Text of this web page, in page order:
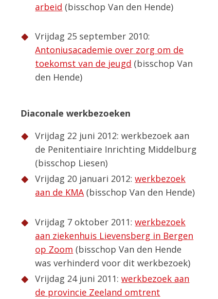
arbeid (bisschop Van den Hende)
Vrijdag 25 september 2010:
Antoniusacademie over zorg om de
toekomst van de jeugd (bisschop Van
den Hende)
Diaconale werkbezoeken
Vrijdag 22 juni 2012: werkbezoek aan
de Penitentiaire Inrichting Middelburg
(bisschop Liesen)
Vrijdag 20 januari 2012:werkbezoek
aan de KMA(bisschop Van den Hende)
Vrijdag 7 oktober 2011:werkbezoek
aan ziekenhuis Lievensberg in Bergen
op Zoom (bisschop Van den Hende
was verhinderd voor dit werkbezoek)
Vrijdag 24 juni 2011:werkbezoek aan
de provincie Zeeland omtrent